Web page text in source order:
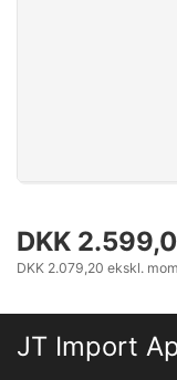
DKK
DKK 2.079,20 ekskl.
JT Import